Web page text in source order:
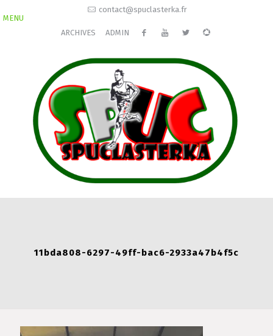
contact@spuclasterka.fr
ARCHIVES ADMIN
MENU
11bda808-6297-49ff-bac6-2933a47b4f5c